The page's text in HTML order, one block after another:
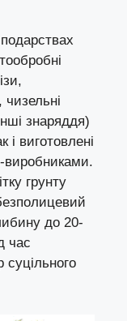
чизельні
знаряддя)
і виготовлені
виробниками.
грунту
до 20-
час
суцільного